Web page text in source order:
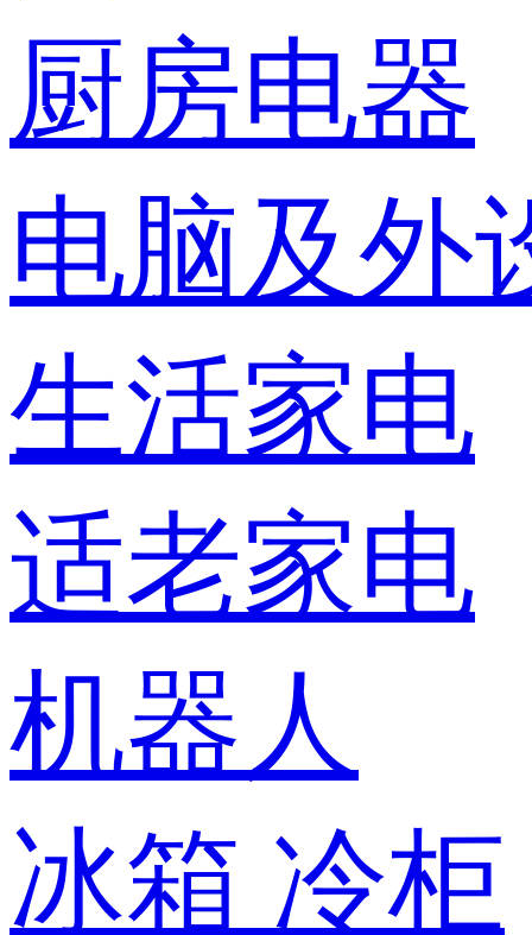
厨房电器
电脑及外
生活家电
适老家电
机器人
冰箱 冷柜